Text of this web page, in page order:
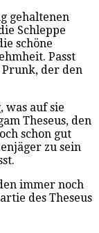
gehaltenen
Schleppe
schöne
Passt
Prunk, der den
was auf sie
Theseus, den
schon gut
zu sein
immer noch
des Theseus